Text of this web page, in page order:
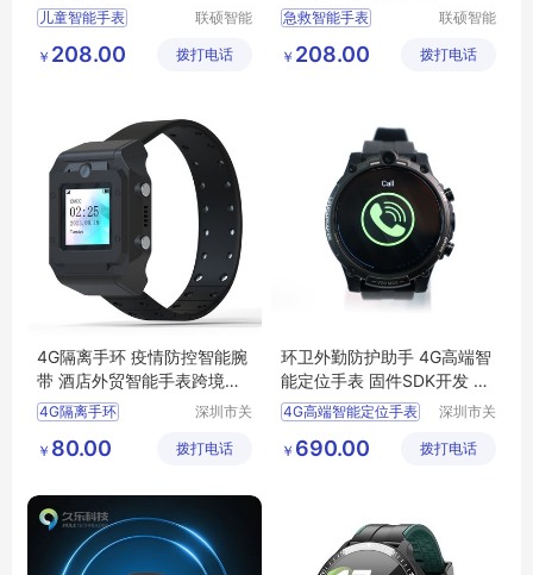
儿童智能手表
智能手表后台开发
联硕智能
有限公司
￥ 208.00 拨打电话
急救智能手表
智能手表后台开发
联硕智能
有限公司
￥ 208.00 拨打电话
4G隔离手环 疫情防控智能腕
带 酒店外贸智能手表跨境插
卡定位器方案
4G隔离手环
外贸智能手表
跨境插卡定位器
深圳市关
有限公司
￥ 80.00 拨打电话
环卫外勤防护助手 4G高端智
能定位手表 固件SDK开发 支
持MQTT协议
4G高端智能定位手表
固件开发智能手表
深圳市关
有限公司
￥ 690.00 拨打电话